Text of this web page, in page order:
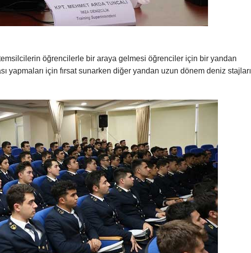
öğrencilerle bir araya gelmesi öğrenciler için bir yandan
yapmaları için fırsat sunarken diğer yandan uzun dönem deniz stajları